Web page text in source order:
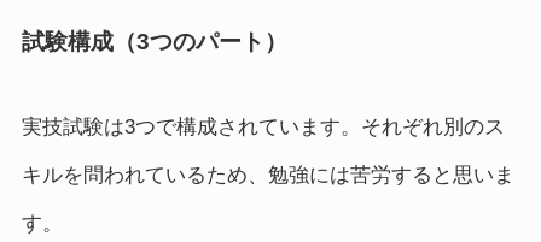
試験構成（3つのパート）
実技試験は3つで構成されています。それぞれ別のス
キルを問われているため、勉強には苦労すると思いま
す。